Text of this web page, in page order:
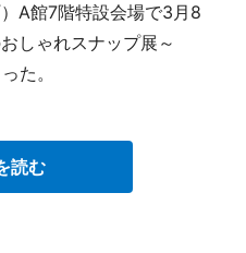
A館7階特設会場で3月8
しゃれスナップ展～
た。
読む